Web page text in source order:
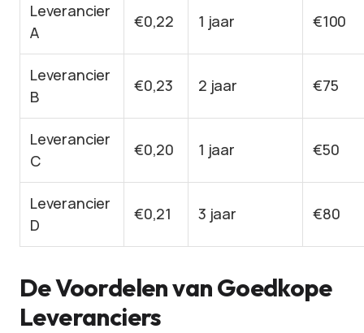
Leverancier
A
€0,22 1 jaar €100
Leverancier
B
€0,23 2 jaar €75
Leverancier
C
€0,20 1 jaar €50
Leverancier
D
€0,21 3 jaar €80
De Voordelen van Goedkope
Leveranciers